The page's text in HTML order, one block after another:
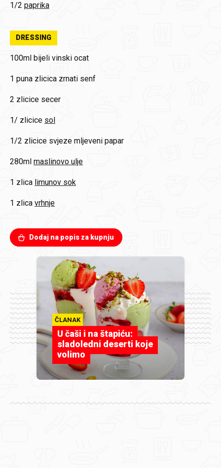
1/2 paprika
DRESSING
100ml bijeli vinski ocat
1 puna zlicica zrnati senf
2 zlicice secer
1/ zlicice sol
1/2 zlicice svjeze mljeveni papar
280ml maslinovo ulje
1 zlica limunov sok
1 zlica vrhnje
Dodaj na popis za kupnju
ČLANAK
U čaši i na štapiću:
sladoledni deserti koje
volimo